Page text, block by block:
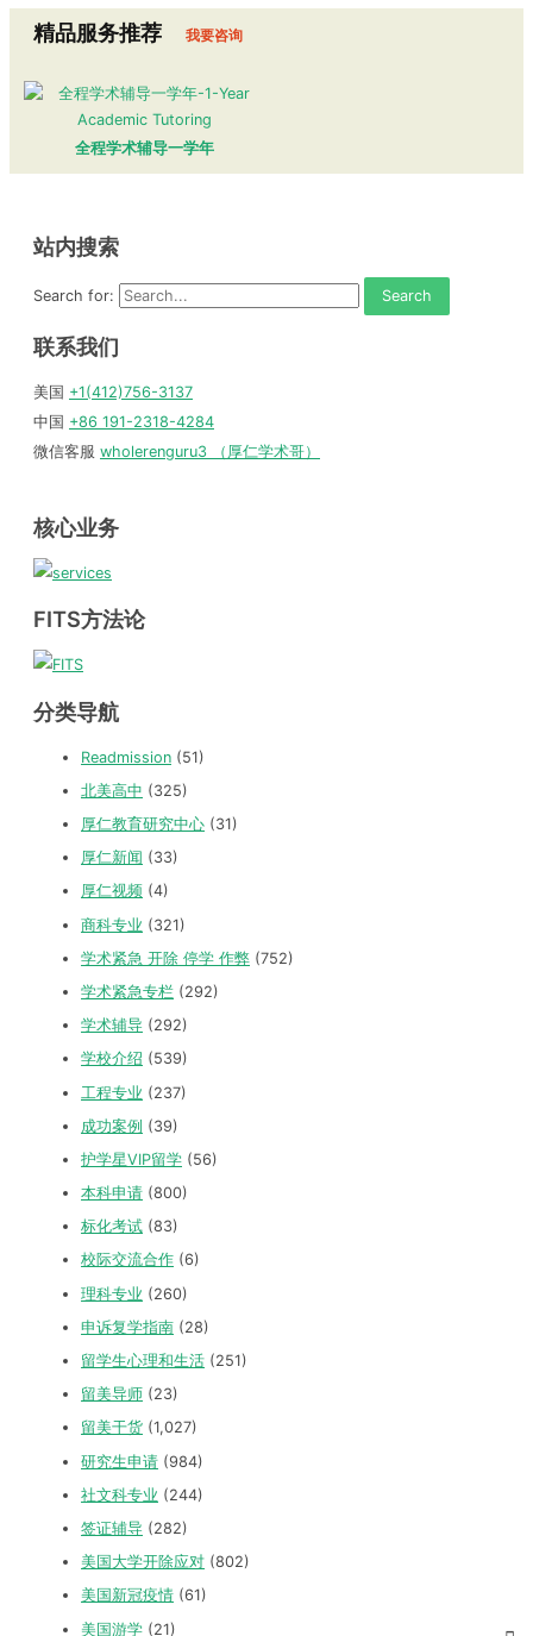
精品服务推荐 我要咨询
全程学术辅导一学年
站内搜索
Search for:
联系我们
美国 +1(412)756-3137
中国 +86 191-2318-4284
微信客服 wholerenguru3 （厚仁学术哥）
核心业务
FITS方法论
分类导航
Readmission (51)
北美高中 (325)
厚仁教育研究中心 (31)
厚仁新闻 (33)
厚仁视频 (4)
商科专业 (321)
学术紧急 开除 停学 作弊 (752)
学术紧急专栏 (292)
学术辅导 (292)
学校介绍 (539)
工程专业 (237)
成功案例 (39)
护学星VIP留学 (56)
本科申请 (800)
标化考试 (83)
校际交流合作 (6)
理科专业 (260)
申诉复学指南 (28)
留学生心理和生活 (251)
留美导师 (23)
留美干货 (1,027)
研究生申请 (984)
社文科专业 (244)
签证辅导 (282)
美国大学开除应对 (802)
美国新冠疫情 (61)
美国游学 (21)